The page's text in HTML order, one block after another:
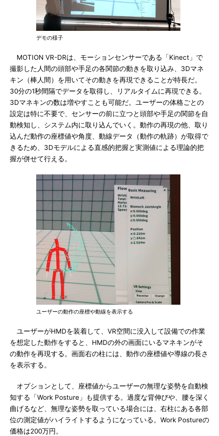
デモの様子
MOTION VR-DRは、モーションセンサーである「Kinect」で
撮影した人間の頭部や手足の各関節の動きを取り込み、3Dマネ
キン（棒人間）を用いてその動きを再現できることが特長だ。
30分の1秒間隔でデータを取得し、リアルタイムに再現できる。
3Dマネキンの数は増やすことも可能だ。ユーザーの体格ごとの
設定は特に不要で、センサーの前に立つと頭部や手足の関節を自
動検知し、システム内に取り込んでいく。動作の再現の他、取り
込んだ動作の座標値や角度、動線データ（動作の軌跡）が取得で
きるため、3Dモデルによる直感的把握と実測値による理論的把
握が併せて行える。
ユーザーの動作の座標や動線を表示する
ユーザーがHMDを装着して、VR空間に没入して設備での作業
を想定した動作をすると、HMDの外の画面にいるマネキンがそ
の動作を再現する。画面右の柱には、動作の座標値や導線の長さ
を表示する。
オプションとして、座標値からユーザーの無理な姿勢を自動検
知する「Work Posture」も提供する。過度な背伸びや、腰を深く
曲げるなど、無理な姿勢を取っている場合には、右柱にある各部
位の測定値がハイライトするようになっている。Work Postureの
価格は200万円。